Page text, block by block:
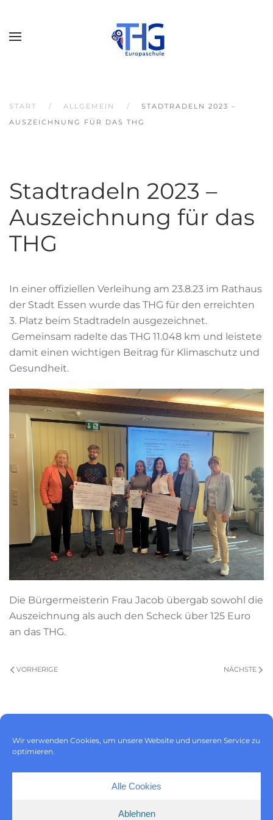
Wir verwenden Cookies, um unsere Website und unseren Service zu
optimieren.
Alle Cookies
Ablehnen
START ALLGEMEIN
STADTRADELN 2023 –
AUSZEICHNUNG FÜR DAS THG
Stadtradeln 2023 –
Auszeichnung für das
THG
In einer offiziellen Verleihung am 23.8.23 im Rathaus
der Stadt Essen wurde das THG für den erreichten
3. Platz beim Stadtradeln ausgezeichnet.
Gemeinsam radelte das THG 11.048 km und leistete
damit einen wichtigen Beitrag für Klimaschutz und
Gesundheit.
Die Bürgermeisterin Frau Jacob übergab sowohl die
Auszeichnung als auch den Scheck über 125 Euro
an das THG.
VORHERIGE NÄCHSTE
Cookie-Richtlinie (EU)